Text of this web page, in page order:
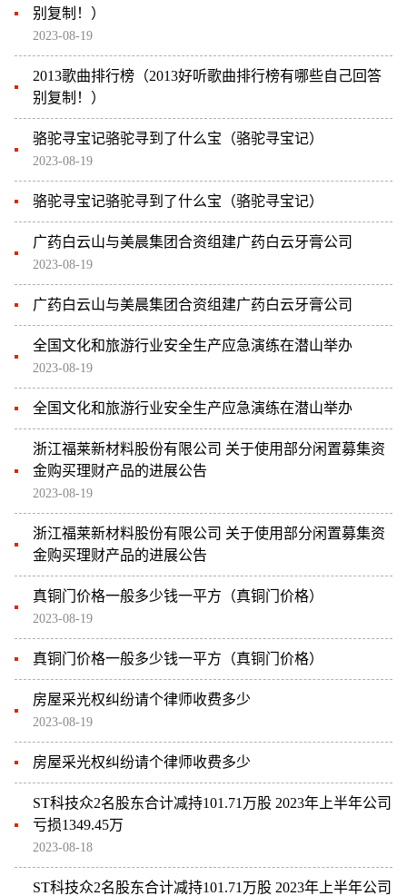
别复制！）
2023-08-19
2013歌曲排行榜（2013好听歌曲排行榜有哪些自己回答
别复制！）
骆驼寻宝记骆驼寻到了什么宝（骆驼寻宝记）
2023-08-19
骆驼寻宝记骆驼寻到了什么宝（骆驼寻宝记）
广药白云山与美晨集团合资组建广药白云牙膏公司
2023-08-19
广药白云山与美晨集团合资组建广药白云牙膏公司
全国文化和旅游行业安全生产应急演练在潜山举办
2023-08-19
全国文化和旅游行业安全生产应急演练在潜山举办
浙江福莱新材料股份有限公司 关于使用部分闲置募集资
金购买理财产品的进展公告
2023-08-19
浙江福莱新材料股份有限公司 关于使用部分闲置募集资
金购买理财产品的进展公告
真铜门价格一般多少钱一平方（真铜门价格）
2023-08-19
真铜门价格一般多少钱一平方（真铜门价格）
房屋采光权纠纷请个律师收费多少
2023-08-19
房屋采光权纠纷请个律师收费多少
ST科技众2名股东合计减持101.71万股 2023年上半年公司
亏损1349.45万
2023-08-18
ST科技众2名股东合计减持101.71万股 2023年上半年公司